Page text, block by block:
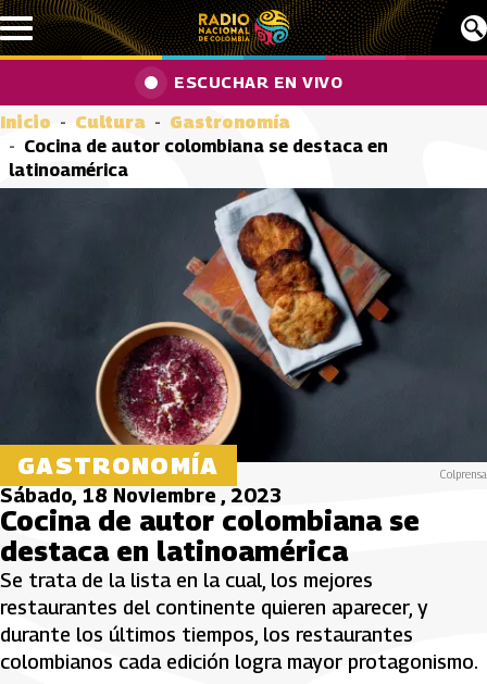
Pasar al contenido principal
ESCUCHAR EN VIVO
Inicio Cultura
Gastronomía
Cocina de autor colombiana se destaca en
latinoamérica
GASTRONOMÍA Colprensa
Sábado, 18 Noviembre , 2023
Cocina de autor colombiana se
destaca en latinoamérica
Se trata de la lista en la cual, los mejores
restaurantes del continente quieren aparecer, y
durante los últimos tiempos, los restaurantes
colombianos cada edición logra mayor protagonismo.